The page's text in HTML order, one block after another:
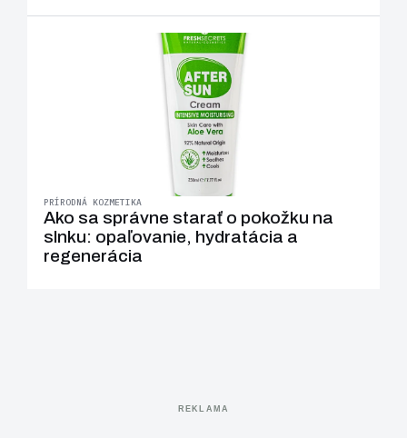
PRÍRODNÁ KOZMETIKA
Ako sa správne starať o pokožku na
slnku: opaľovanie, hydratácia a
regenerácia
REKLAMA